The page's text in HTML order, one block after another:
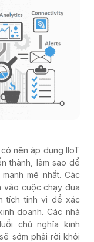
nên áp dụng IIoT
thành, làm sao để
mẽ nhất. Các
vào cuộc chạy đua
tích tinh vi để xác
doanh. Các nhà
chủ nghĩa kinh
sớm phải rời khỏi